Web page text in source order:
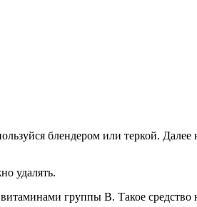
блендером или теркой.
удалять.
группы В. Такое